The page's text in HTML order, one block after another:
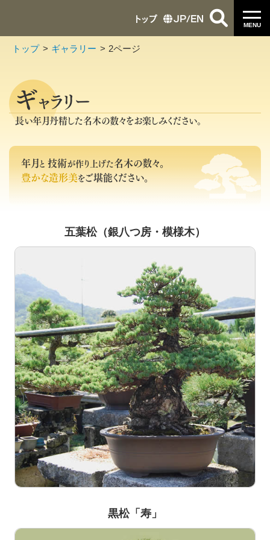
MENU
トップ JP/EN
トップ ギャラリー 2ページ
ギャラリー
長い年月丹精した名木の数々をお楽しみください。
年月と 技術が作り上げた名木の数々。
豊かな造形美をご堪能ください。
五葉松（銀八つ房・模様木）
黒松「寿」